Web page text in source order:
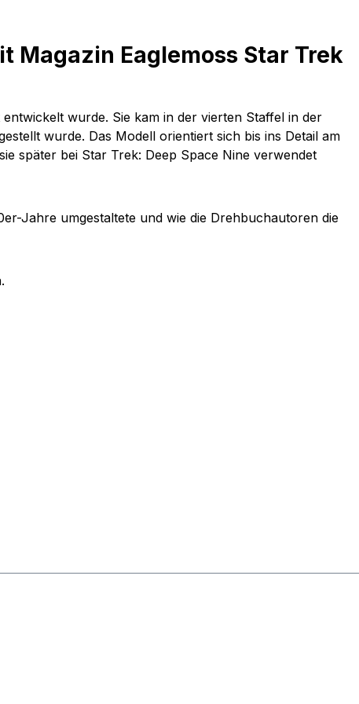
Eaglemoss Star Trek
wurde. Sie kam in der vierten Staffel in der
wurde. Das Modell orientiert sich bis ins Detail am
später bei Star Trek: Deep Space Nine verwendet
Jahre umgestaltete und wie die Drehbuchautoren die